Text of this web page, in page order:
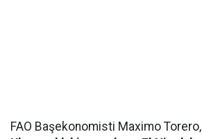
FAO Başekonomisti Maximo Torero,